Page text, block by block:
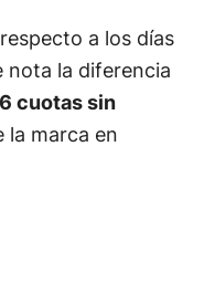
a los días
nota la diferencia
cuotas sin
la marca en